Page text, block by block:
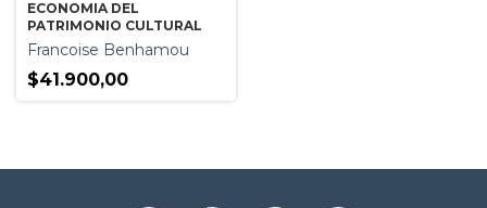
ECONOMIA DEL
PATRIMONIO CULTURAL
Francoise Benhamou
$41.900,00